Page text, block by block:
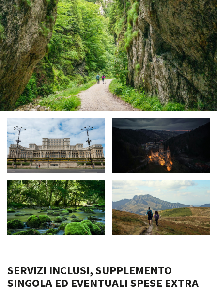
SERVIZI INCLUSI, SUPPLEMENTO
SINGOLA ED EVENTUALI SPESE EXTRA